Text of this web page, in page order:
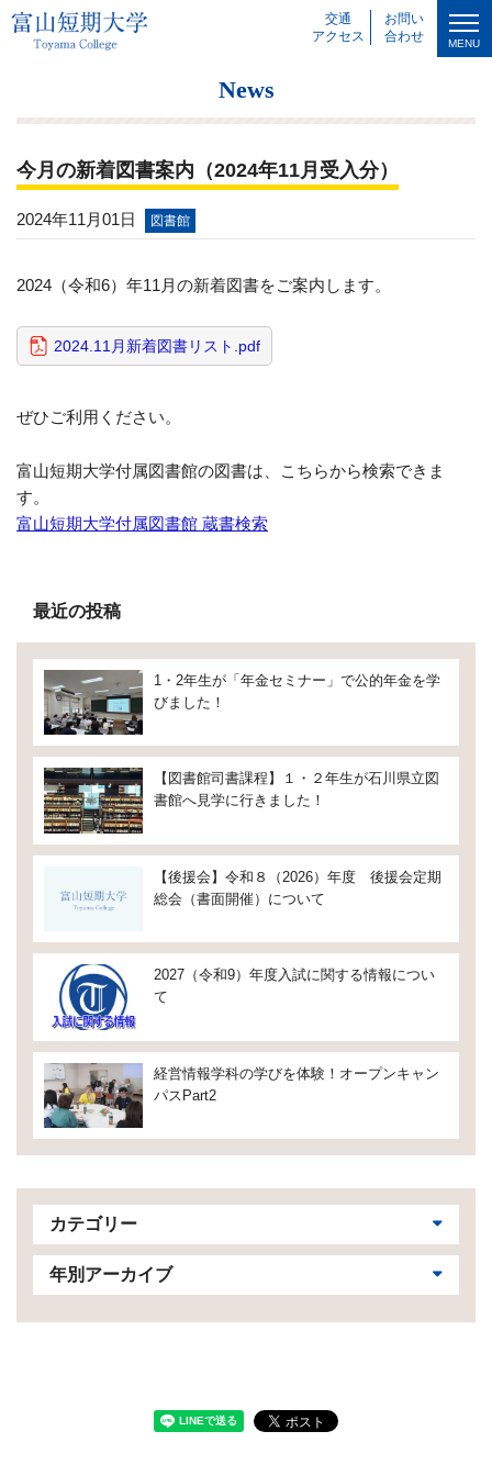
交通
アクセス
お問い
合わせ
MENU
News
今月の新着図書案内（2024年11月受入分）
2024年11月01日 図書館
2024（令和6）年11月の新着図書をご案内します。
2024.11月新着図書リスト.pdf
ぜひご利用ください。
富山短期大学付属図書館の図書は、
こちらから検索できま
す。
富山短期大学付属図書館 蔵書検索
最近の投稿
1・2年生が「年金セミナー」で公的年金を学
びました！
【図書館司書課程】１・２年生が石川県立図
書館へ見学に行きました！
【後援会】令和８（2026）年度 後援会定期
総会（書面開催）について
2027（令和9）年度入試に関する情報につい
て
経営情報学科の学びを体験！オープンキャン
パスPart2
カテゴリー
年別アーカイブ